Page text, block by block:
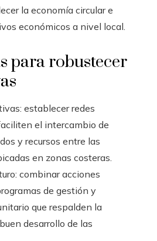
la economía circular e
económicos a nivel local.
para robustecer
establecer redes
el intercambio de
y recursos entre las
en zonas costeras.
combinar acciones
de gestión y
que respalden la
desarrollo de las